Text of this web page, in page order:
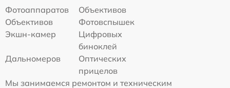
Фотоаппаратов
Объективов
Объективов
Фотовспышек
Экшн-камер
Цифровых
биноклей
Дальномеров
Оптических
прицелов
Мы занимаемся ремонтом и техническим